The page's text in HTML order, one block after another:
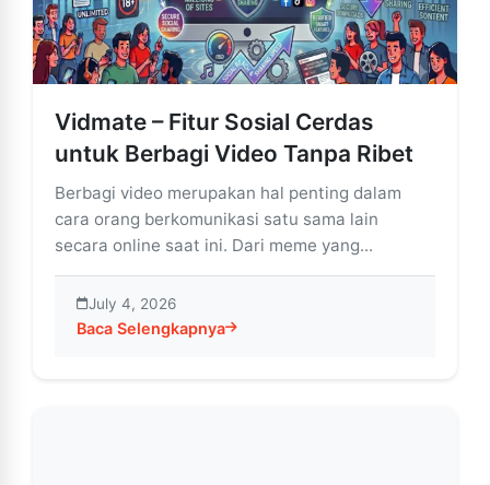
Vidmate – Fitur Sosial Cerdas
untuk Berbagi Video Tanpa Ribet
Berbagi video merupakan hal penting dalam
cara orang berkomunikasi satu sama lain
secara online saat ini. Dari meme yang...
July 4, 2026
Baca Selengkapnya
about Vidmate – Fitur Sosial Cerdas untuk Berbagi